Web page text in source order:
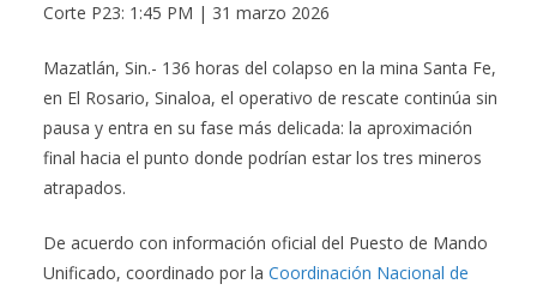
Corte P23: 1:45 PM | 31 marzo 2026
Mazatlán, Sin.- 136 horas del colapso en la mina Santa Fe,
en El Rosario, Sinaloa, el operativo de rescate continúa sin
pausa y entra en su fase más delicada: la aproximación
final hacia el punto donde podrían estar los tres mineros
atrapados.
De acuerdo con información oficial del Puesto de Mando
Unificado, coordinado por la Coordinación Nacional de